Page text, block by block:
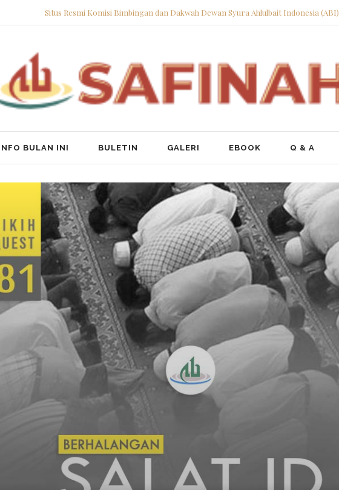
Situs Resmi Komisi Bimbingan dan Dakwah Dewan Syura Ahlulbait Indonesia (ABI)
BULAN INI BULETIN GALERI EBOOK Q & A